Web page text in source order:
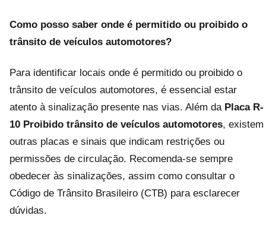
Como posso saber onde é permitido ou proibido o
trânsito de veículos automotores?
Para identificar locais onde é permitido ou proibido o
trânsito de veículos automotores, é essencial estar
atento à sinalização presente nas vias. Além da Placa R-
10 Proibido trânsito de veículos automotores, existem
outras placas e sinais que indicam restrições ou
permissões de circulação. Recomenda-se sempre
obedecer às sinalizações, assim como consultar o
Código de Trânsito Brasileiro (CTB) para esclarecer
dúvidas.